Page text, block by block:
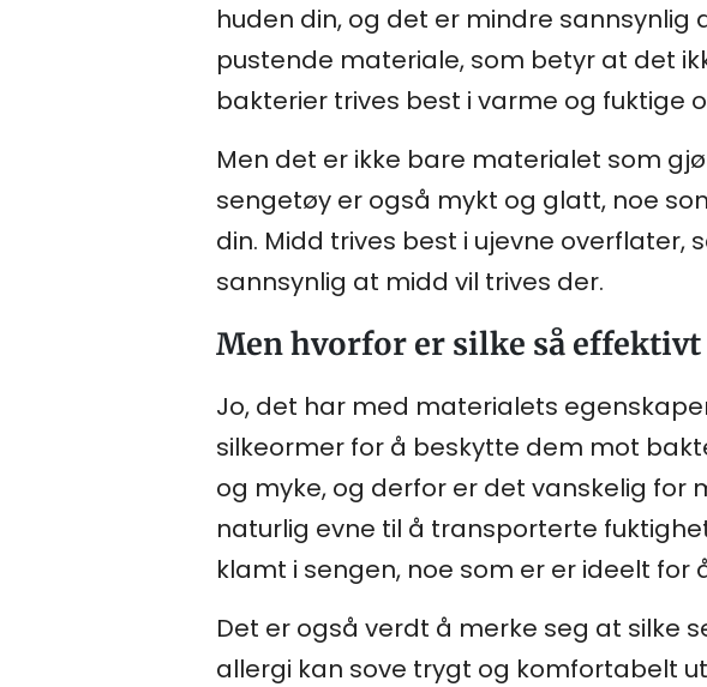
huden din, og det er mindre sannsynlig
pustende materiale, som betyr at det
bakterier trives best i varme og fuktige
Men det er ikke bare materialet som
sengetøy er også mykt og glatt, noe
din. Midd trives best i ujevne overflater,
sannsynlig at midd vil trives der.
Men hvorfor er silke så
Jo, det har med materialets
silkeormer for å beskytte dem mot
og myke, og derfor er det vanskelig for
naturlig evne til å transporterte
klamt i sengen, noe som er er ideelt
Det er også verdt å merke seg at silke
allergi kan sove trygt og komfortabelt